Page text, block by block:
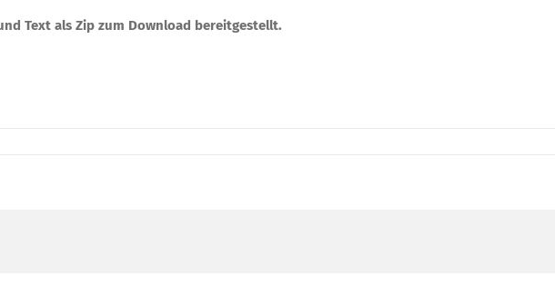
Text als Zip zum Download bereitgestellt.